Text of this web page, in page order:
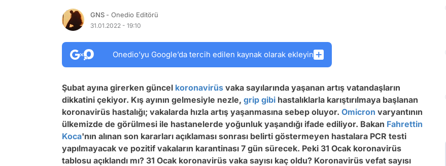
GNS - Onedio Editörü
31.01.2022 - 19:10
Onedio’yu Google’da tercih edilen kaynak olarak ekleyin
Şubat ayına girerken güncel koronavirüs vaka sayılarında yaşanan artış vatandaşların
dikkatini çekiyor. Kış ayının gelmesiyle nezle, grip gibi hastalıklarla karıştırılmaya başlanan
koronavirüs hastalığı; vakalarda hızla artış yaşanmasına sebep oluyor. Omicron varyantının
ülkemizde de görülmesi ile hastanelerde yoğunluk yaşandığı ifade ediliyor. Bakan Fahrettin
Koca'nın alınan son kararları açıklaması sonrası belirti göstermeyen hastalara PCR testi
yapılmayacak ve pozitif vakaların karantinası 7 gün sürecek. Peki 31 Ocak koronavirüs
tablosu açıklandı mı? 31 Ocak koronavirüs vaka sayısı kaç oldu? Koronavirüs vefat sayısı